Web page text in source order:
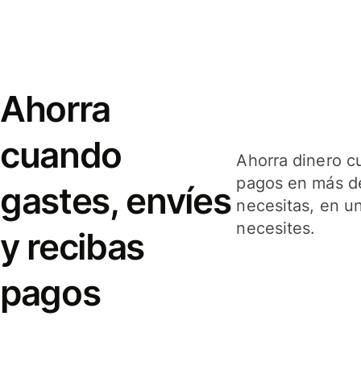
Ahorra
cuando
gastes, envíes
y recibas
pagos
Ahorra dinero
pagos en más
necesitas, en
necesites.